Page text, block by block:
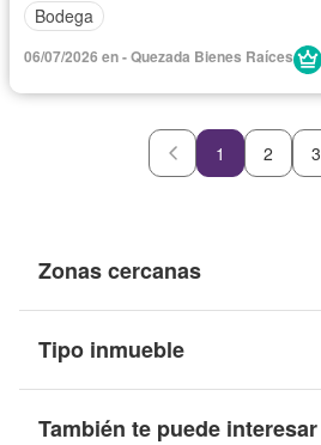
Bodega
06/07/2026 en - Quezada Bienes Raíces
1 2 3
Zonas cercanas
Tipo inmueble
También te puede interesar